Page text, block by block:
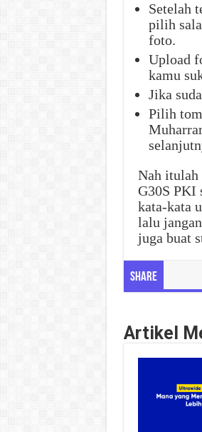
Setelah
pilih
foto.
Upload
kamu
Jika
Pilih
Nah itulah
G30S PKI
kata-kata
lalu
juga buat
Share
Artikel